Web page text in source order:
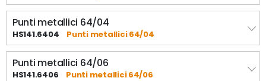
Punti metallici 64/04
HS141.6404 Punti metallici 64/04
Punti metallici 64/06
HS141.6406 Punti metallici 64/06